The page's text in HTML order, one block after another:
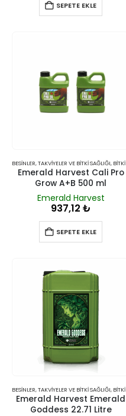
SEPETE EKLE
BESINLER, TAKVIYELER VE BITKI SAĞLIĞI, BITKI BESINLERI VE TAKVIYELERI
Emerald Harvest Cali Pro
Grow A+B 500 ml
Emerald Harvest
937,12 ₺
SEPETE EKLE
BESINLER, TAKVIYELER VE BITKI SAĞLIĞI, BITKI BESINLERI VE TAKVIYELERI
Emerald Harvest Emerald
Goddess 22.71 Litre